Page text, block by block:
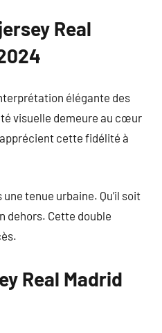
Real
élégante des
visuelle demeure au cœur
cette fidélité à
tenue urbaine. Qu’il soit
dehors. Cette double
Real Madrid